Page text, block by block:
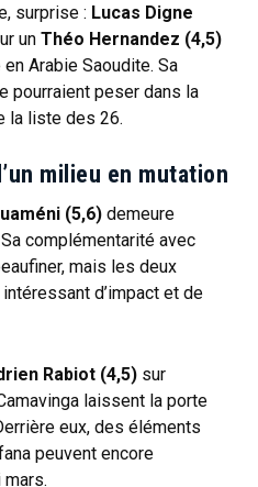
surprise : Lucas Digne
un Théo Hernandez (4,5)
Arabie Saoudite. Sa
pourraient peser dans la
la liste des 26.
milieu en mutation
(5,6) demeure
complémentarité avec
mais les deux
d’impact et de
Rabiot (4,5) sur
laissent la porte
eux, des éléments
peuvent encore
mars.